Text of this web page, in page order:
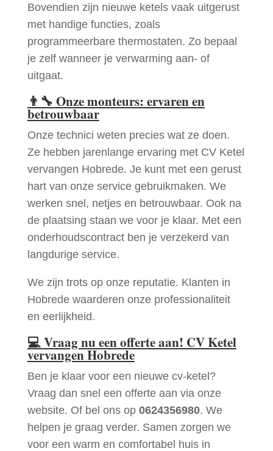
Bovendien zijn nieuwe ketels vaak uitgerust
met handige functies, zoals
programmeerbare thermostaten. Zo bepaal
je zelf wanneer je verwarming aan- of
uitgaat.
👨‍🔧 Onze monteurs: ervaren en
betrouwbaar
Onze technici weten precies wat ze doen.
Ze hebben jarenlange ervaring met CV Ketel
vervangen Hobrede. Je kunt met een gerust
hart van onze service gebruikmaken. We
werken snel, netjes en betrouwbaar. Ook na
de plaatsing staan we voor je klaar. Met een
onderhoudscontract ben je verzekerd van
langdurige service.
We zijn trots op onze reputatie. Klanten in
Hobrede waarderen onze professionaliteit
en eerlijkheid.
💻Vraag nu een offerte aan! CV Ketel
vervangen Hobrede
Ben je klaar voor een nieuwe cv-ketel?
Vraag dan snel een offerte aan via onze
website. Of bel ons op 0624356980. We
helpen je graag verder. Samen zorgen we
voor een warm en comfortabel huis in